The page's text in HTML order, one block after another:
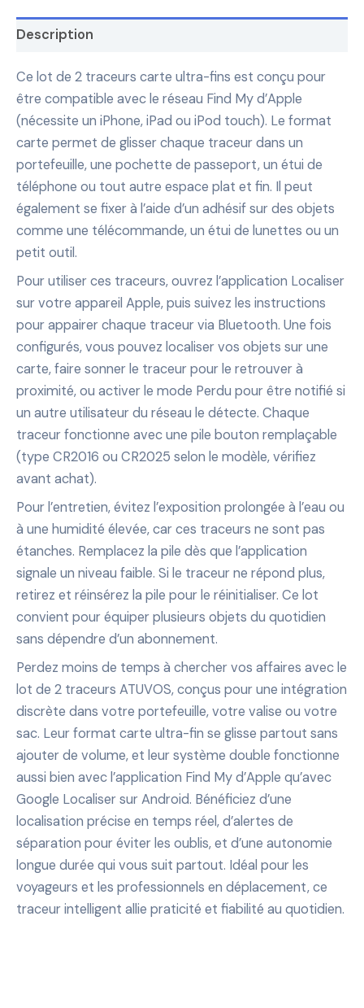
Description
Ce lot de 2 traceurs carte ultra-fins est conçu pour
être compatible avec le réseau Find My d’Apple
(nécessite un iPhone, iPad ou iPod touch). Le format
carte permet de glisser chaque traceur dans un
portefeuille, une pochette de passeport, un étui de
téléphone ou tout autre espace plat et fin. Il peut
également se fixer à l’aide d’un adhésif sur des objets
comme une télécommande, un étui de lunettes ou un
petit outil.
Pour utiliser ces traceurs, ouvrez l’application Localiser
sur votre appareil Apple, puis suivez les instructions
pour appairer chaque traceur via Bluetooth. Une fois
configurés, vous pouvez localiser vos objets sur une
carte, faire sonner le traceur pour le retrouver à
proximité, ou activer le mode Perdu pour être notifié si
un autre utilisateur du réseau le détecte. Chaque
traceur fonctionne avec une pile bouton remplaçable
(type CR2016 ou CR2025 selon le modèle, vérifiez
avant achat).
Pour l’entretien, évitez l’exposition prolongée à l’eau ou
à une humidité élevée, car ces traceurs ne sont pas
étanches. Remplacez la pile dès que l’application
signale un niveau faible. Si le traceur ne répond plus,
retirez et réinsérez la pile pour le réinitialiser. Ce lot
convient pour équiper plusieurs objets du quotidien
sans dépendre d’un abonnement.
Perdez moins de temps à chercher vos affaires avec le
lot de 2 traceurs ATUVOS, conçus pour une intégration
discrète dans votre portefeuille, votre valise ou votre
sac. Leur format carte ultra-fin se glisse partout sans
ajouter de volume, et leur système double fonctionne
aussi bien avec l’application Find My d’Apple qu’avec
Google Localiser sur Android. Bénéficiez d’une
localisation précise en temps réel, d’alertes de
séparation pour éviter les oublis, et d’une autonomie
longue durée qui vous suit partout. Idéal pour les
voyageurs et les professionnels en déplacement, ce
traceur intelligent allie praticité et fiabilité au quotidien.